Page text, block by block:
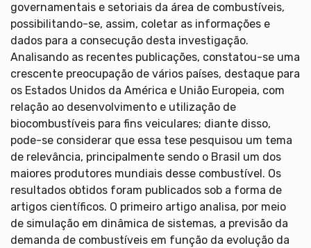
governamentais e setoriais da área de combustíveis,
possibilitando-se, assim, coletar as informações e
dados para a consecução desta investigação.
Analisando as recentes publicações, constatou-se uma
crescente preocupação de vários países, destaque para
os Estados Unidos da América e União Europeia, com
relação ao desenvolvimento e utilização de
biocombustíveis para fins veiculares; diante disso,
pode-se considerar que essa tese pesquisou um tema
de relevância, principalmente sendo o Brasil um dos
maiores produtores mundiais desse combustível. Os
resultados obtidos foram publicados sob a forma de
artigos científicos. O primeiro artigo analisa, por meio
de simulação em dinâmica de sistemas, a previsão da
demanda de combustíveis em função da evolução da